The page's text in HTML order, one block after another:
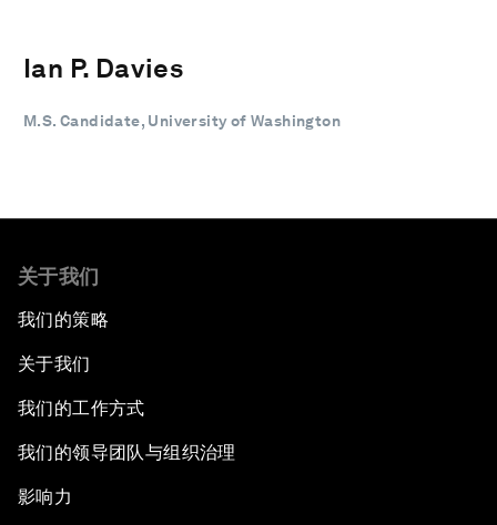
Ian P. Davies
M.S. Candidate, University of Washington
关于我们
我们的策略
关于我们
我们的工作方式
我们的领导团队与组织治理
影响力